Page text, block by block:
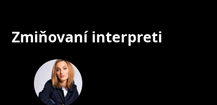
Zmiňovaní interpreti